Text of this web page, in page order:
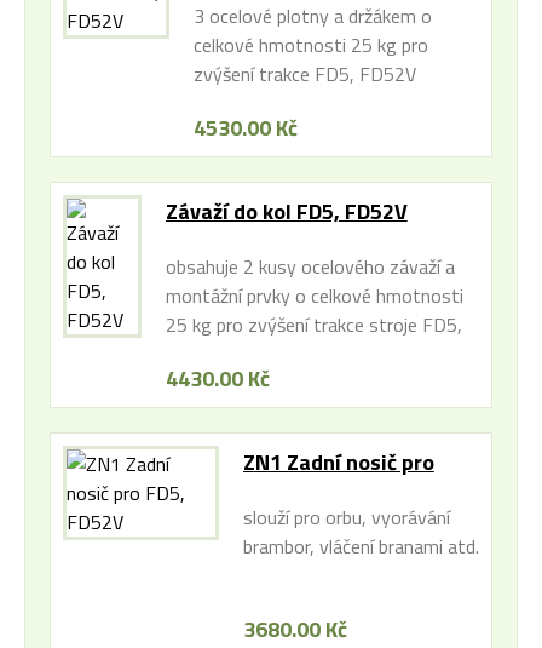
3 ocelové plotny a držákem o
celkové hmotnosti 25 kg pro
zvýšení trakce FD5, FD52V
4530.00 Kč
Závaží do kol FD5, FD52V
obsahuje 2 kusy ocelového závaží a
montážní prvky o celkové hmotnosti
25 kg pro zvýšení trakce stroje FD5,
4430.00 Kč
ZN1 Zadní nosič pro
slouží pro orbu, vyorávání
brambor, vláčení branami atd.
3680.00 Kč